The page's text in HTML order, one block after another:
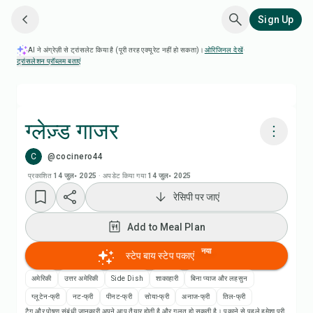
Sign Up
AI ने अंग्रेज़ी से ट्रांसलेट किया है (पूरी तरह एक्यूरेट नहीं हो सकता)। ओरिजिनल देखें·
ट्रांसलेशन प्रॉब्लम बताएं
ग्लेज़्ड गाजर
C @cocinero44
प्रकाशित 14 जुल॰ 2025 ·अपडेट किया गया 14 जुल॰ 2025
Add to Meal Plan
Add to Shopping List
रेसिपी नोट्स
रेसिपी पर जाएं
Add to Meal Plan
स्टेप बाय स्टेप पकाएं नया
अमेरिकी उत्तर अमेरिकी Side Dish शाकाहारी बिना प्याज और लहसुन
ग्लूटेन-फ्री नट-फ्री पीनट-फ्री सोया-फ्री अनाज-फ्री
तिल-फ्री
टैग और पोषण संबंधी जानकारी अपने आप तैयार होती है और गलत हो सकती है। पकाने से पहले हमेशा पूरी